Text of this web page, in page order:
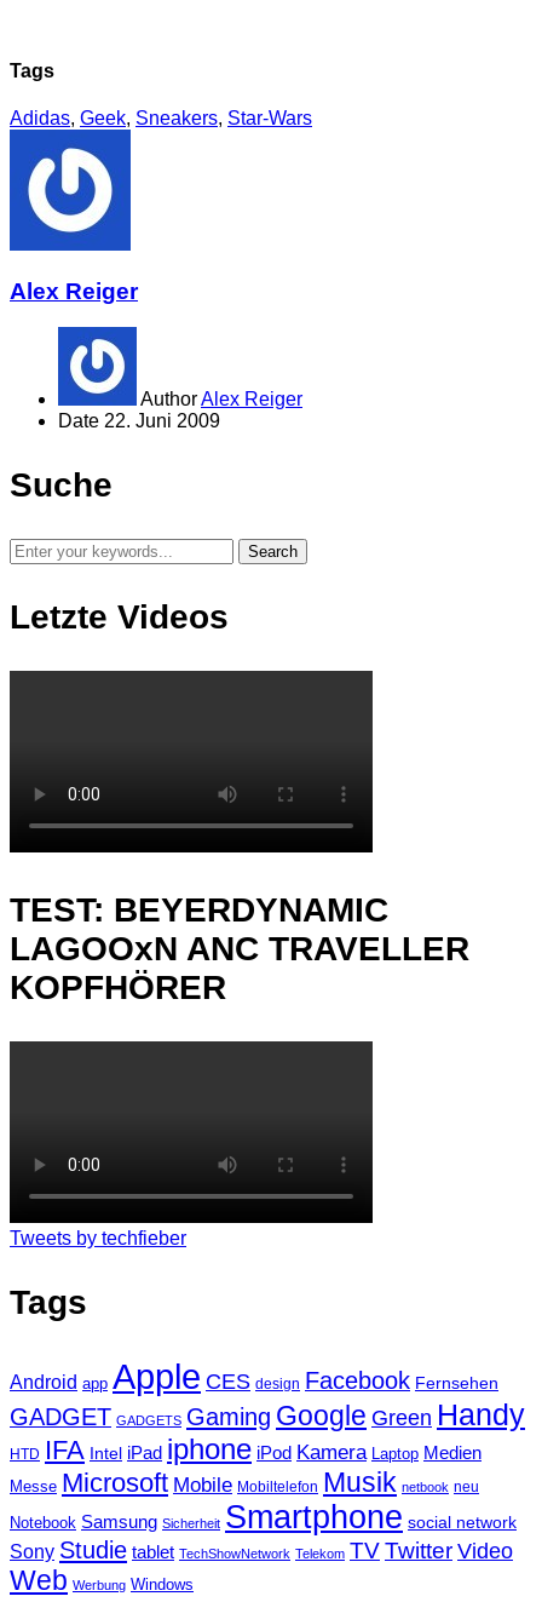
Tags
Adidas, Geek, Sneakers, Star-Wars
Alex Reiger
AuthorAlex Reiger
Date 22. Juni 2009
Suche
Letzte Videos
TEST: BEYERDYNAMIC
LAGOOxN ANC TRAVELLER
KOPFHÖRER
Tweets by techfieber
Tags
Android app Apple CES design Facebook Fernsehen
GADGET GADGETS Gaming Google Green Handy
HTD IFA Intel iPad iphone iPod Kamera Laptop Medien
Messe Microsoft Mobile Mobiltelefon Musik netbook neu
Notebook Samsung Sicherheit Smartphone social network
Sony Studie tablet TechShowNetwork Telekom TVTwitter Video
Web Werbung Windows